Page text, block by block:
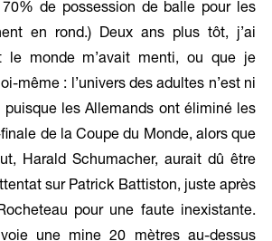
de possession de balle pour les
en rond.) Deux ans plus tôt, j’ai
le monde m’avait menti, ou que je
même : l’univers des adultes n’est ni
puisque les Allemands ont éliminé les
de la Coupe du Monde, alors que
Harald Schumacher, aurait dû être
sur Patrick Battiston, juste après
pour une faute inexistante.
une mine 20 mètres au-dessus